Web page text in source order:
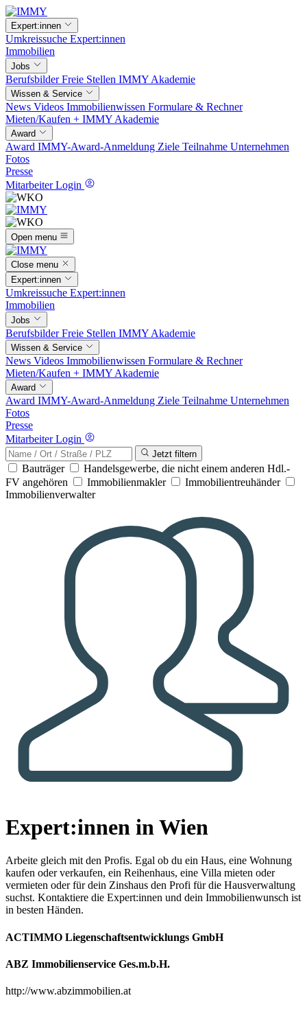
Expert:innen
Umkreissuche Expert:innen
Immobilien
Jobs
BerufsbilderFreie Stellen IMMY Akademie
Wissen & Service
News Videos Immobilienwissen Formulare & Rechner
Mieten/Kaufen + IMMY Akademie
Award
Award IMMY-Award-Anmeldung Ziele Teilnahme Unternehmen
Fotos
Presse
Mitarbeiter Login
Open menu
Close menu
Expert:innen
Umkreissuche Expert:innen
Immobilien
Jobs
BerufsbilderFreie Stellen IMMY Akademie
Wissen & Service
News Videos Immobilienwissen Formulare & Rechner
Mieten/Kaufen + IMMY Akademie
Award
Award IMMY-Award-Anmeldung Ziele Teilnahme Unternehmen
Fotos
Presse
Mitarbeiter Login
Jetzt filtern
Bauträger
Handelsgewerbe, die nicht einem anderen Hdl.-
FV angehören
Immobilienmakler
Immobilientreuhänder
Immobilienverwalter
Expert:innen in Wien
Arbeite gleich mit den Profis. Egal ob du ein Haus, eine Wohnung
kaufen oder verkaufen, ein Reihenhaus, eine Villa mieten oder
vermieten oder für dein Zinshaus den Profi für die Hausverwaltung
suchst. Kontaktiere die Expert:innen und dein Immobilienwunsch ist
in besten Händen.
ACTIMMO Liegenschaftsentwicklungs GmbH
ABZ Immobilienservice Ges.m.b.H.
http://www.abzimmobilien.at